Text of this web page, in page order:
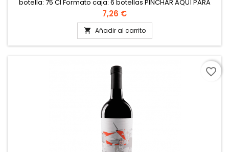
botella: 75 Cl Formato caja: 6 botellas PINCHAR AQUÍ PARA
VER FICHA TÉCNICA
Precio
7,26 €
 Añadir al carrito
favorite_border